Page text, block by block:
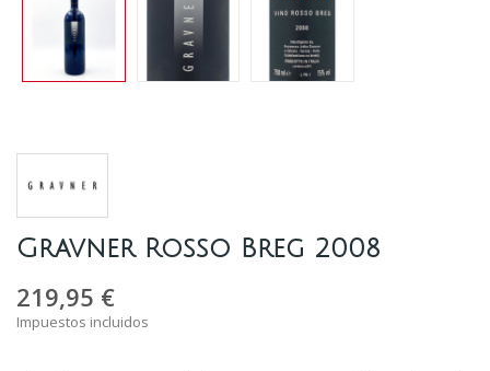
Gravner Rosso Breg 2008
219,95 €
Impuestos incluidos